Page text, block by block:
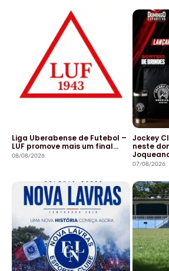
Liga Uberabense de Futebol –
LUF promove mais um final…
08/08/2026
Jockey
neste
07/08/2026